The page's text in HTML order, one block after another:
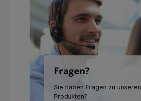
Fragen?
Sie haben Fragen zu unseren
Produkten?